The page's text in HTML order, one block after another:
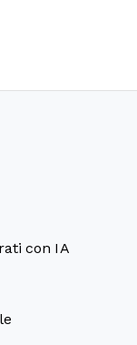
con IA